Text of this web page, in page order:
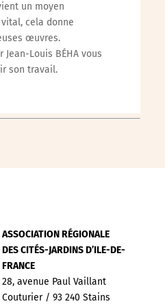
un moyen
cela donne
œuvres.
Jean-Louis BÉHA vous
son travail.
ASSOCIATION RÉGIONALE
DES CITÉS-JARDINS D’ILE-DE-
FRANCE
28, avenue Paul Vaillant
Couturier / 93 240 Stains